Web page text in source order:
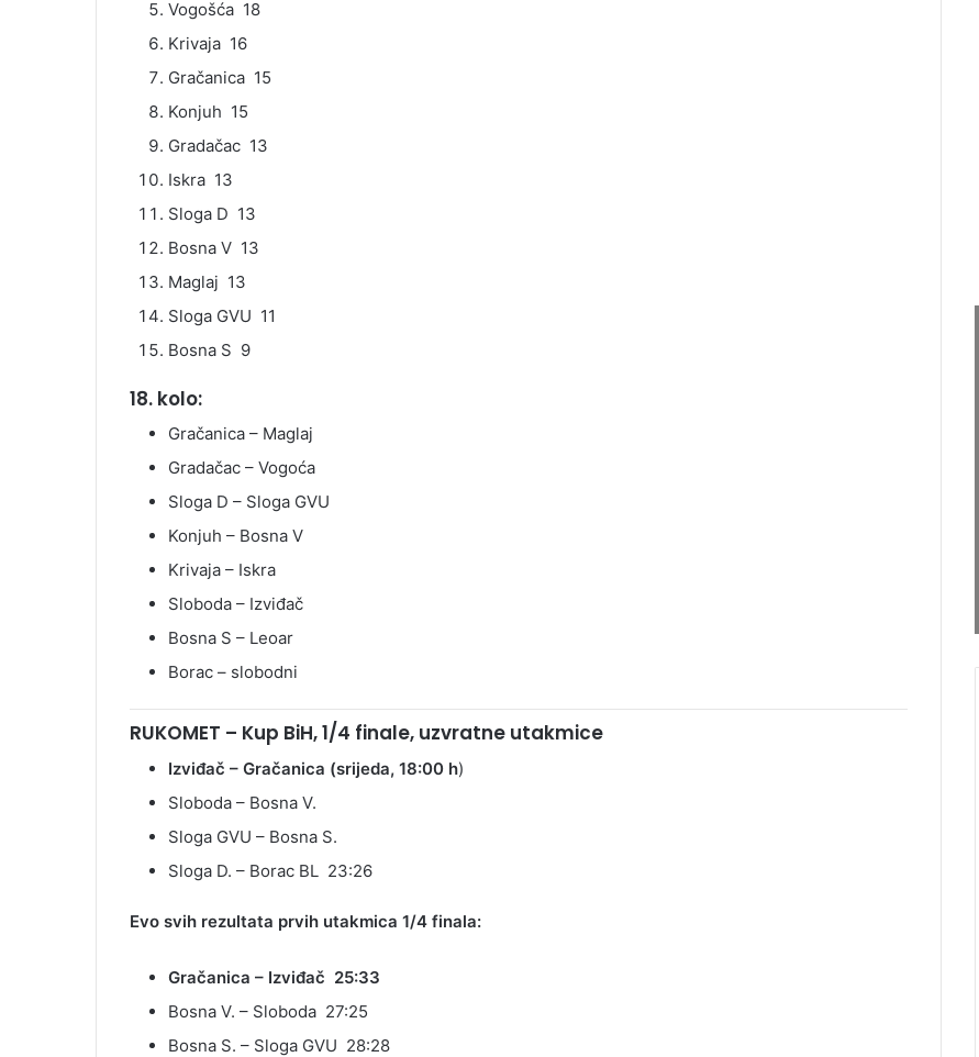
Vogošća 18
Krivaja 16
Gračanica 15
Konjuh 15
Gradačac 13
Iskra 13
Sloga D 13
Bosna V 13
Maglaj 13
Sloga GVU 11
Bosna S 9
18. kolo:
Gračanica – Maglaj
Gradačac – Vogoća
Sloga D – Sloga GVU
Konjuh – Bosna V
Krivaja – Iskra
Sloboda – Izviđač
Bosna S – Leoar
Borac – slobodni
RUKOMET – Kup BiH, 1/4 finale, uzvratne utakmice
Izviđač – Gračanica (srijeda, 18:00 h)
Sloboda – Bosna V.
Sloga GVU – Bosna S.
Sloga D. – Borac BL 23:26
Evo svih rezultata prvih utakmica 1/4 finala:
Gračanica – Izviđač 25:33
Bosna V. – Sloboda 27:25
Bosna S. – Sloga GVU 28:28